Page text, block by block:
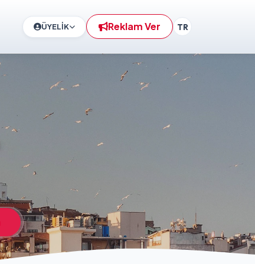
ÜYELİK Reklam Ver TR